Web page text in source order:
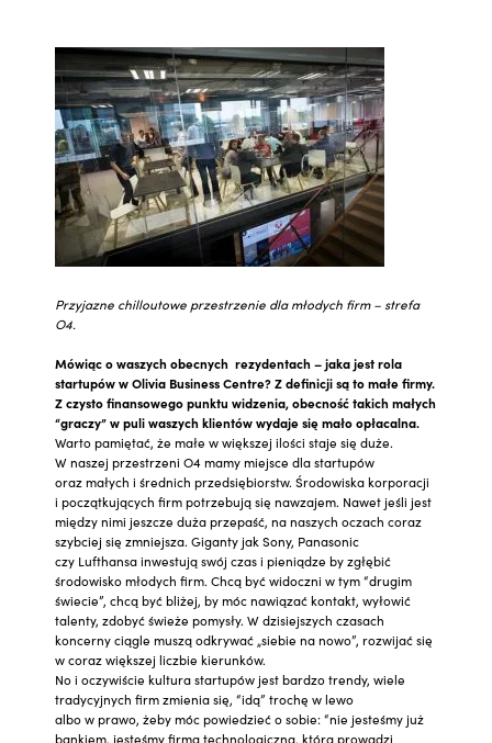
Przyjazne chilloutowe przestrzenie dla młodych firm – strefa
O4.
Mówiąc o waszych obecnych rezydentach – jaka jest rola
startupów w Olivia Business Centre? Z definicji są to małe firmy.
Z czysto finansowego punktu widzenia, obecność takich małych
“graczy” w puli waszych klientów wydaje się mało opłacalna.
Warto pamiętać, że małe w większej ilości staje się duże.
W naszej przestrzeni O4 mamy miejsce dla startupów
oraz małych i średnich przedsiębiorstw. Środowiska korporacji
i początkujących firm potrzebują się nawzajem. Nawet jeśli jest
między nimi jeszcze duża przepaść, na naszych oczach coraz
szybciej się zmniejsza. Giganty jak Sony, Panasonic
czy Lufthansa inwestują swój czas i pieniądze by zgłębić
środowisko młodych firm. Chcą być widoczni w tym “drugim
świecie”, chcą być bliżej, by móc nawiązać kontakt, wyłowić
talenty, zdobyć świeże pomysły. W dzisiejszych czasach
koncerny ciągle muszą odkrywać „siebie na nowo”, rozwijać się
w coraz większej liczbie kierunków.
No i oczywiście kultura startupów jest bardzo trendy, wiele
tradycyjnych firm zmienia się, “idą” trochę w lewo
albo w prawo, żeby móc powiedzieć o sobie: “nie jesteśmy już
bankiem, jesteśmy firmą technologiczną, która prowadzi